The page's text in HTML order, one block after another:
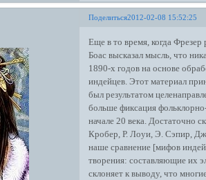
Поделиться2012-02-08 15:52:25
Еще в то время, когда
Боас высказал мысль, что
1890-х годов на основе
индейцев. Этот материал
был результатом
больше фиксация
начале 20 века. Достаточно
Кробер, Р. Лоуи, Э. Сэпир,
наше сравнение [мифов
творения: составляющие их
склоняет к выводу, что